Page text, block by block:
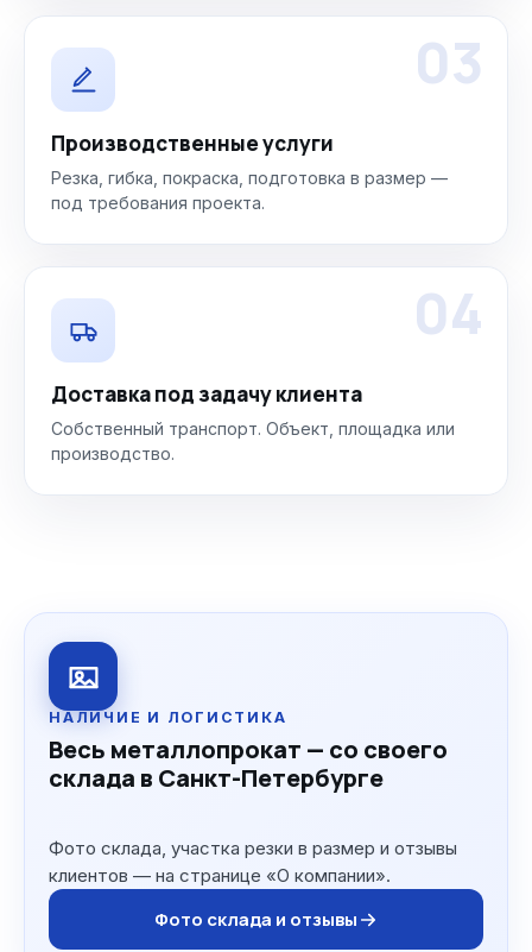
03
Производственные услуги
Резка, гибка, покраска, подготовка в размер —
под требования проекта.
04
Доставка под задачу клиента
Собственный транспорт. Объект, площадка или
производство.
НАЛИЧИЕ И ЛОГИСТИКА
Весь металлопрокат — со своего
склада в Санкт-Петербурге
Фото склада, участка резки в размер и отзывы
клиентов — на странице «О компании».
Фото склада и отзывы